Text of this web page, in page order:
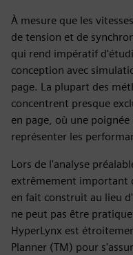
À mesure que les
de tension et de
qui rend impératif
conception avec
page. La plupart des
concentrent presque
en page, où une
représenter les
Lors de l'analyse
extrêmement important
en fait construit au lieu
ne peut pas être
HyperLynx est
Planner (TM) pour